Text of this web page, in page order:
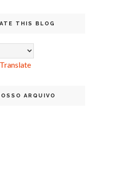
THIS BLOG
Translate
ARQUIVO